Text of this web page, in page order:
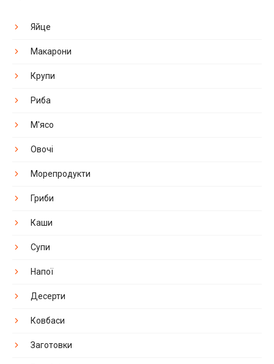
Яйце
Макарони
Крупи
Риба
М'ясо
Овочі
Морепродукти
Гриби
Каши
Супи
Напої
Десерти
Ковбаси
Заготовки